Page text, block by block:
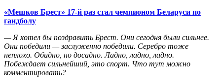
«Мешков Брест» 17-й раз стал чемпионом Беларуси по
гандболу
— Я хотел бы поздравить Брест. Они сегодня были сильнее.
Они победили — заслуженно победили. Серебро тоже
неплохо. Обидно, но досадно. Ладно, ладно, ладно.
Побеждает сильнейший, это спорт. Что тут можно
комментировать?